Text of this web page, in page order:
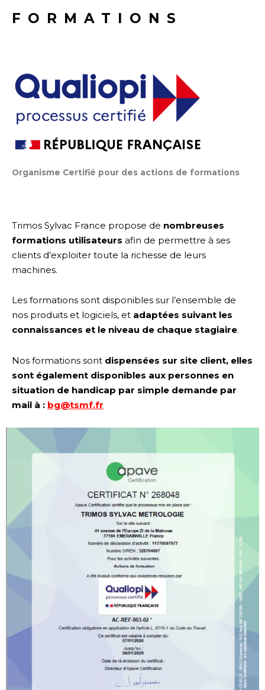
FORMATIONS
Organisme Certifié pour des actions de formations
Trimos Sylvac France propose de nombreuses
formations utilisateurs afin de permettre à ses
clients d’exploiter toute la richesse de leurs
machines.
Les formations sont disponibles sur l’ensemble de
nos produits et logiciels, et adaptées suivant les
connaissances et le niveau de chaque stagiaire.
Nos formations sont dispensées sur site client, elles
sont également disponibles aux personnes en
situation de handicap par simple demande par
mail à : bg@tsmf.fr